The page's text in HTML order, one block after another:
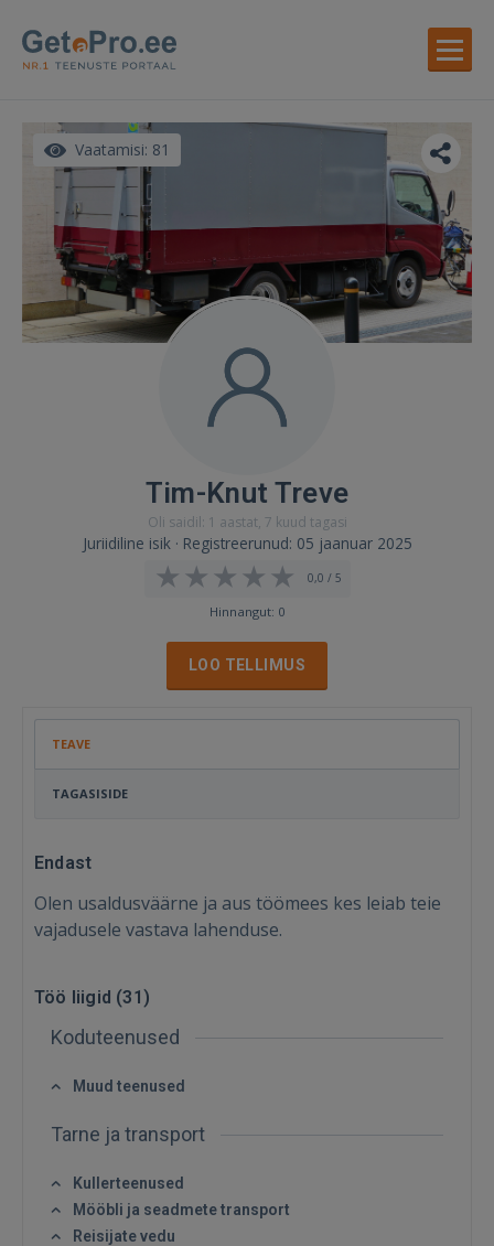
Vaatamisi: 81
Tim-Knut Treve
Oli saidil: 1 aastat, 7 kuud tagasi
Juriidiline isik · Registreerunud: 05 jaanuar 2025
0,0 / 5
Hinnangut: 0
LOO TELLIMUS
TEAVE
TAGASISIDE
Endast
Olen usaldusväärne ja aus töömees kes leiab teie
vajadusele vastava lahenduse.
Töö liigid (31)
Koduteenused
Muud teenused
Tarne ja transport
Kullerteenused
Mööbli ja seadmete transport
Reisijate vedu